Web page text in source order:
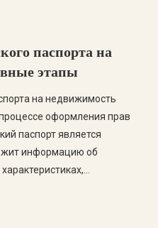
[…]
паспорта на
этапы
на недвижимость
оформления прав
паспорт является
информацию об